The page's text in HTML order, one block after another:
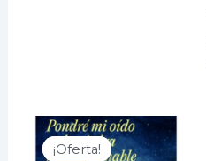
¡Oferta!
¡Oferta!